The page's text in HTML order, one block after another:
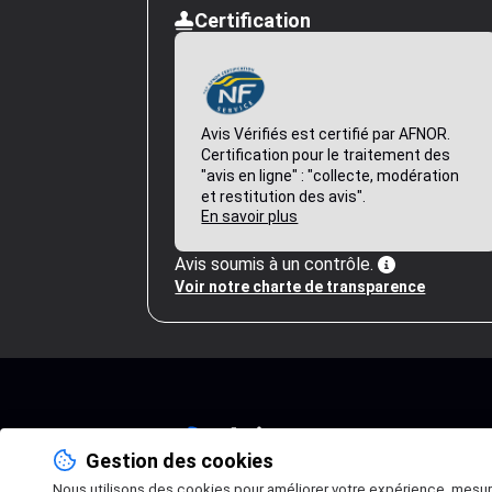
Certification
Avis Vérifiés est certifié par AFNOR.
Certification pour le traitement des
"avis en ligne" : "collecte, modération
et restitution des avis".
En savoir plus
Avis soumis à un contrôle.
Voir notre charte de transparence
Gestion des cookies